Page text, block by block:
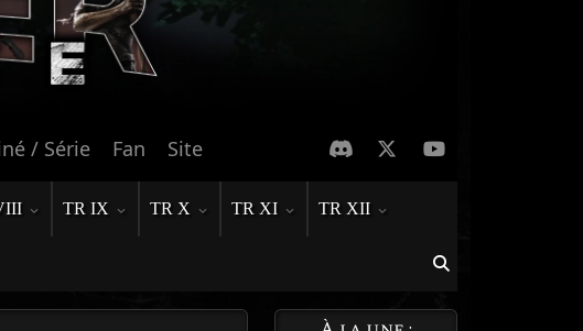
/ Série Fan Site
TR IX TR X TR XI TR XII